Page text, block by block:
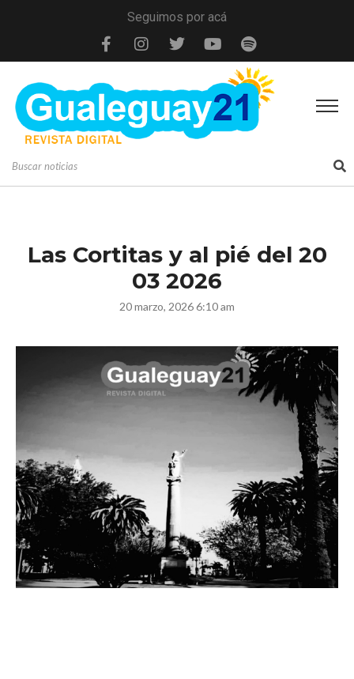
Seguimos por acá
Las Cortitas y al pié del 20
03 2026
20 marzo, 2026 6:10 am